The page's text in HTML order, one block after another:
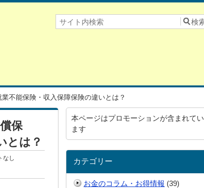
不能保険・収入保障保険の違いとは？
保
とは？
なし
本ページはプロモーションが含まれてい
ます
カテゴリー
お金のコラム・お得情報 (39)